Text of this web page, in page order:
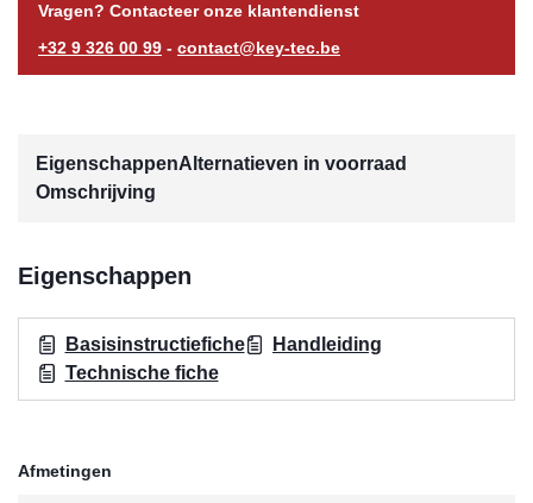
Vragen? Contacteer onze klantendienst
+32 9 326 00 99 - contact@key-tec.be
EigenschappenAlternatieven in voorraad
Omschrijving
Eigenschappen
Basisinstructiefiche
Handleiding
Technische fiche
Afmetingen